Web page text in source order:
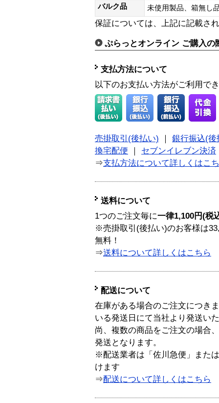
バルク品
未使用製品、箱無
保証については、上記に記載さ
ぷらっとオンライン ご購入の
支払方法について
以下のお支払い方法がご利用で
売掛取引(後払い)
銀行振込(後
換宅配便
セブンイレブン決済
⇒支払方法について詳しくはこ
送料について
1つのご注文毎に一律1,100円(税
※売掛取引(後払い)のお客様は
無料！
⇒送料について詳しくはこちら
配送について
在庫がある場合のご注文につき
いる発送日にて当社より発送い
尚、複数の商品をご注文の場合
発送となります。
※配送業者は「佐川急便」また
けます
⇒配送について詳しくはこちら